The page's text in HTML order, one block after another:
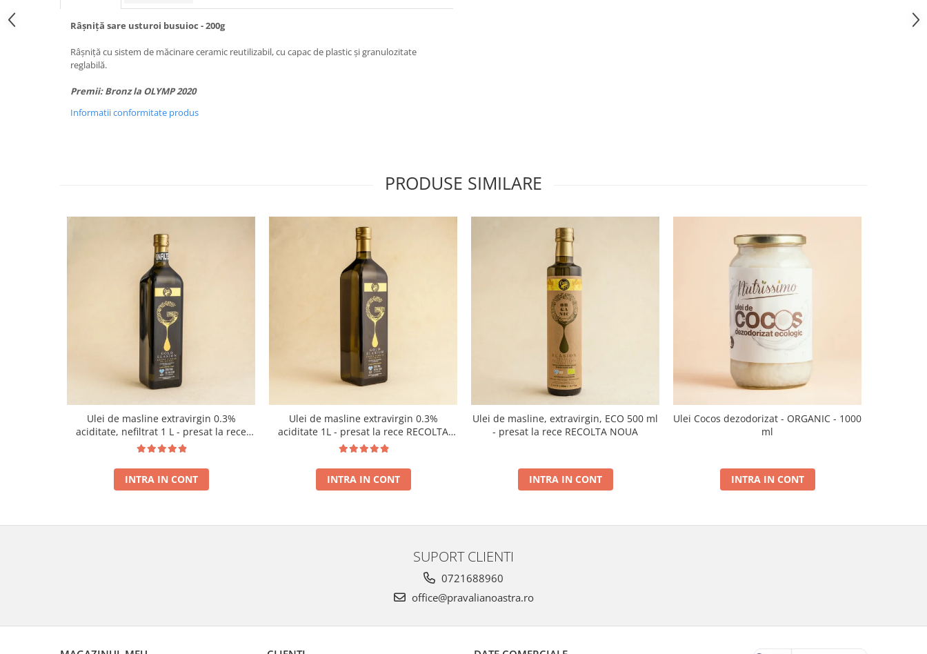
Râșniță sare usturoi busuioc - 200g
Râșniță cu sistem de măcinare ceramic reutilizabil, cu capac de plastic și granulozitate
reglabilă.
Premii: Bronz la OLYMP 2020
Informatii conformitate produs
PRODUSE SIMILARE
Ulei de masline extravirgin 0.3%
aciditate, nefiltrat 1 L - presat la rece
RECOLTA NOUA
INTRA IN CONT
Ulei de masline extravirgin 0.3%
aciditate 1L - presat la rece RECOLTA
NOUA
INTRA IN CONT
Ulei de masline, extravirgin, ECO 500 ml
- presat la rece RECOLTA NOUA
INTRA IN CONT
Ulei Cocos dezodorizat - ORGANIC - 1000
ml
INTRA IN CONT
SUPORT CLIENTI
0721688960
office@pravalianoastra.ro